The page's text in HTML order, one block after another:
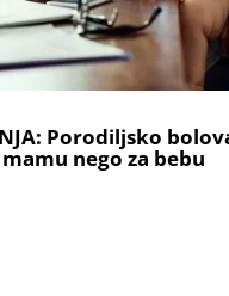
Porodiljsko
nego za bebu